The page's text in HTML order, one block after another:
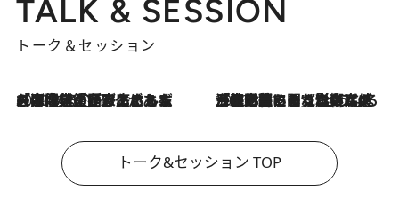
TALK & SESSION
トーク＆セッション
2026.8.3
「今後値上げがあるとすれば…」「リスクがあるのは今年の冬」エネルギー専門家が語る、ホルムズ海峡封鎖が家庭にもたらす“ある心配” 2026.8.3
「住宅建てられない…」「サーチャージ料の高値が続いている」ホルムズ海峡封鎖による影響はいつまで続く？《エネルギー専門家に聞く“どうなる日本の暮らし”》
トーク&セッション TOP